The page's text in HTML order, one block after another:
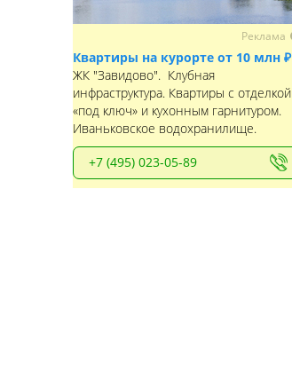
Реклама
Квартиры на курорте от 10 млн ₽
ЖК "Завидово". Клубная
инфраструктура. Квартиры с отделкой
«под ключ» и кухонным гарнитуром.
Иваньковское водохранилище.
+7 (495) 023-05-89